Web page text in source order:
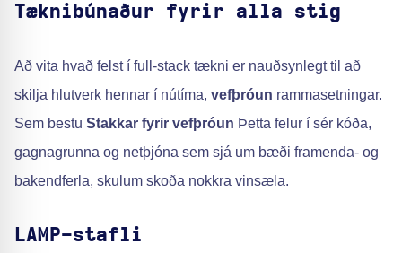
Tæknibúnaður fyrir alla stig
Að vita hvað felst í full-stack tækni er nauðsynlegt til að
skilja hlutverk hennar í nútíma, vefþróun rammasetningar.
Sem bestu Stakkar fyrir vefþróun Þetta felur í sér kóða,
gagnagrunna og netþjóna sem sjá um bæði framenda- og
bakendferla, skulum skoða nokkra vinsæla.
LAMP-stafli